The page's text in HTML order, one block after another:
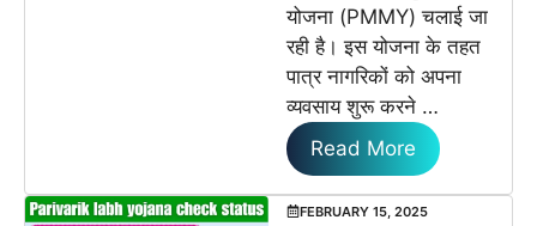
योजना (PMMY) चलाई जा
रही है। इस योजना के तहत
पात्र नागरिकों को अपना
व्यवसाय शुरू करने …
Read More
FEBRUARY 15, 2025